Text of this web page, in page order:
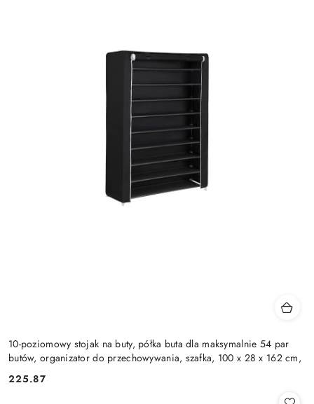
10-poziomowy stojak na buty, półka buta dla maksymalnie 54 par
butów, organizator do przechowywania, szafka, 100 x 28 x 162 cm,
Cena:
225.87